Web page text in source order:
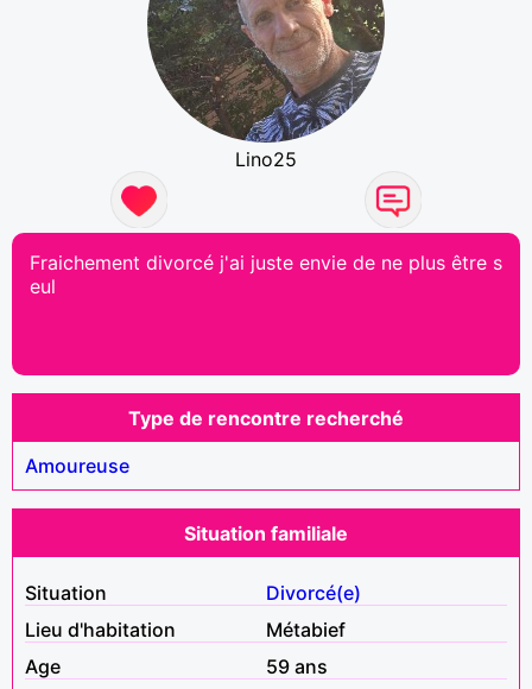
Lino25
Fraichement divorcé j'ai juste envie de ne plus être s
eul
Type de rencontre recherché
Amoureuse
Situation familiale
Situation
Divorcé(e)
Lieu d'habitation
Métabief
Age
59 ans